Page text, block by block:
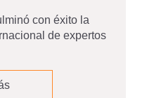
con éxito la
de expertos